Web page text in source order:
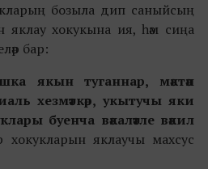
бозыла дип саныйсың
яклау хокукына ия, һәм сиңа
бар:
якын туганнар, мәктәп
хезмәткәр, укытучы яки
буенча вәкаләтле вәкил
хокукларын яклаучы махсус